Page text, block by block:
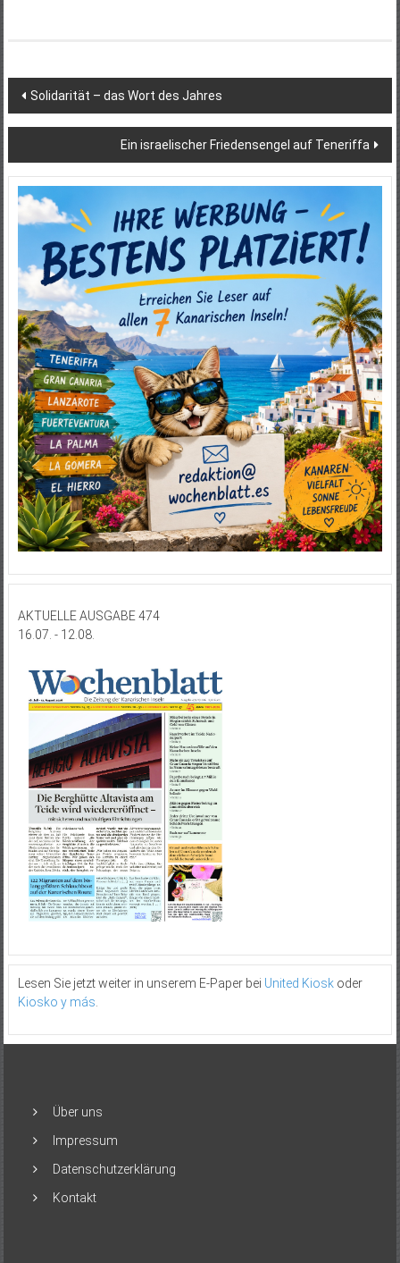
Beitragsnavigation
Solidarität – das Wort des Jahres
Ein israelischer Friedensengel auf Teneriffa
AKTUELLE AUSGABE 474
16.07. - 12.08.
Lesen Sie jetzt weiter in unserem E-Paper bei United Kioskoder
Kiosko y más
Über uns
Impressum
Datenschutzerklärung
Kontakt